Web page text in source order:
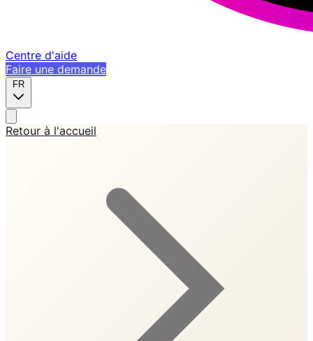
Centre d'aide
Faire une demande
FR
Retour à l'accueil